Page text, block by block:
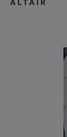
ALTAIR